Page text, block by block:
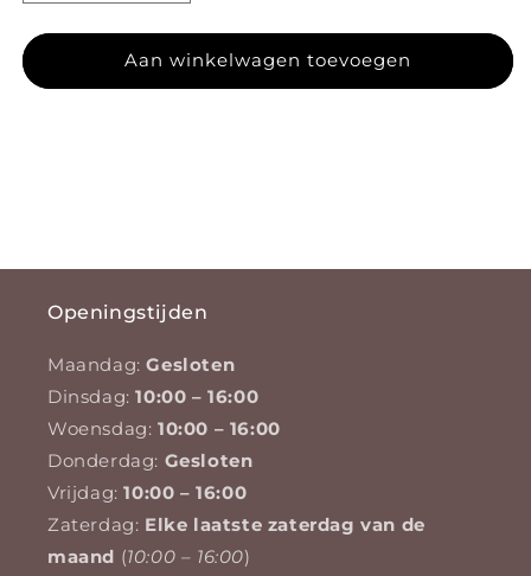
Aan winkelwagen toevoegen
Openingstijden
Maandag:Gesloten
Dinsdag:10:00 – 16:00
Woensdag: 10:00 – 16:00
Donderdag: Gesloten
Vrijdag:10:00 – 16:00
Zaterdag: Elke laatste zaterdag van de
maand (10:00 – 16:00)